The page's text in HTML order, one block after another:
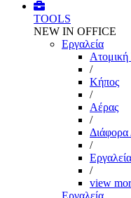
TOOLS
NEW IN OFFICE
Εργαλεία
/
Kήπος
/
Αέρας
/
/
/
view
Εργαλεία